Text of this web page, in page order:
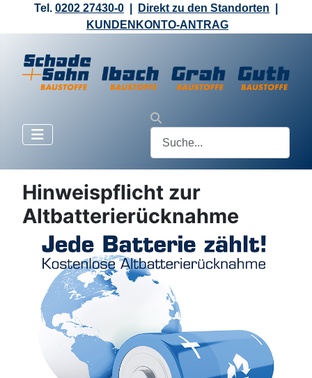
Tel. 0202 27430-0 Direkt zu den Standorten
KUNDENKONTO-ANTRAG
Hinweispflicht zur
Altbatterierücknahme